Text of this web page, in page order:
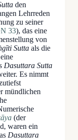
den
Lehrreden
zu seiner
33), das eine
von
Sutta als die
Dasuttara Sutta
Es nimmt
mündlichen
(der
waren ein
Dasuttara